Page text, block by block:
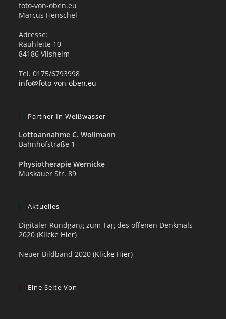
foto-von-oben.eu
Marcus Henschel
Adresse:
Rauhleite 10
84186 Vilsheim
Tel. 0175/6793998
info@foto-von-oben.eu
Partner In Weißwasser
Lottoannahme C. Wollmann
Bahnhofstraße 1
Physiotherapie Wernicke
Muskauer Str. 89
Aktuelles
Digitaler Rundgang zum Tag des offenen Denkmals
2020 (Klicke Hier)
Neuer Bildband 2020 (Klicke Hier)
Eine Seite Von